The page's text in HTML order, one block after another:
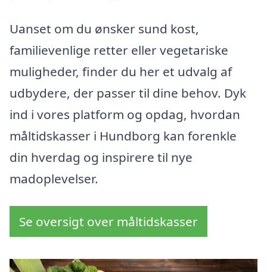
Uanset om du ønsker sund kost,
familievenlige retter eller vegetariske
muligheder, finder du her et udvalg af
udbydere, der passer til dine behov. Dyk
ind i vores platform og opdag, hvordan
måltidskasser i Hundborg kan forenkle
din hverdag og inspirere til nye
madoplevelser.
Se oversigt over måltidskasser